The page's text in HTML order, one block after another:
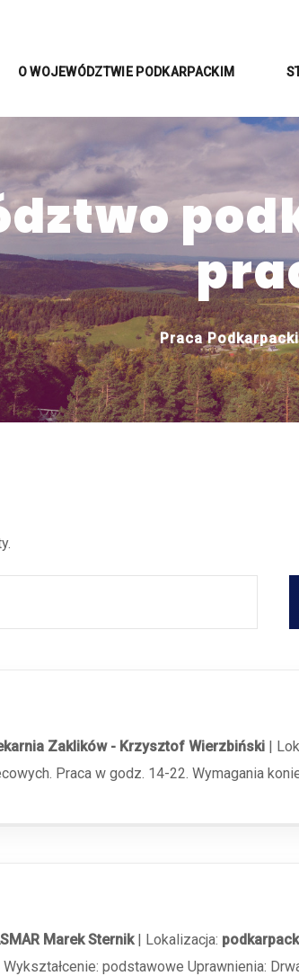
O WOJEWÓDZTWIE PODKARPACKIM
Praca
Zaklików - Krzysztof Wierzbiński |
Praca w godz. 14-22. Wymagania
Marek Sternik| Lokalizacja:
podstawowe Uprawnienia: